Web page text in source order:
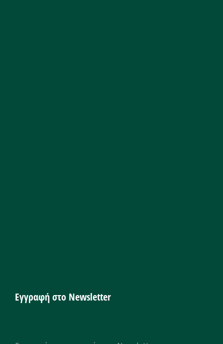
Εγγραφή στο Newsletter